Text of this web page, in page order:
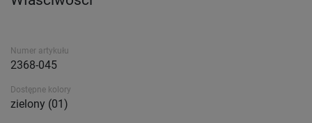
Numer artykułu
2368-045
Dostępne kolory
zielony (01)